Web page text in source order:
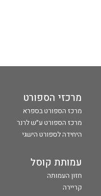
מרכזי הספורט
מרכז הספורט בספרא
מרכז הספורט ע״ש לרנר
היחידה לספורט הישגי
עמותת קוסל
חזון העמותה
קריירה